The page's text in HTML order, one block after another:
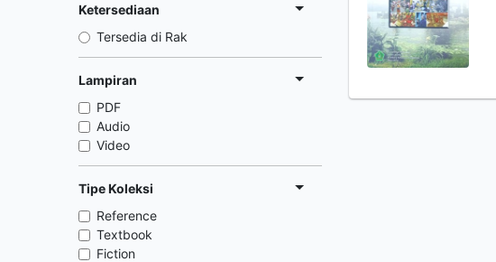
Ketersediaan
Tersedia di Rak
Lampiran
PDF
Audio
Video
Tipe Koleksi
Reference
Textbook
Fiction